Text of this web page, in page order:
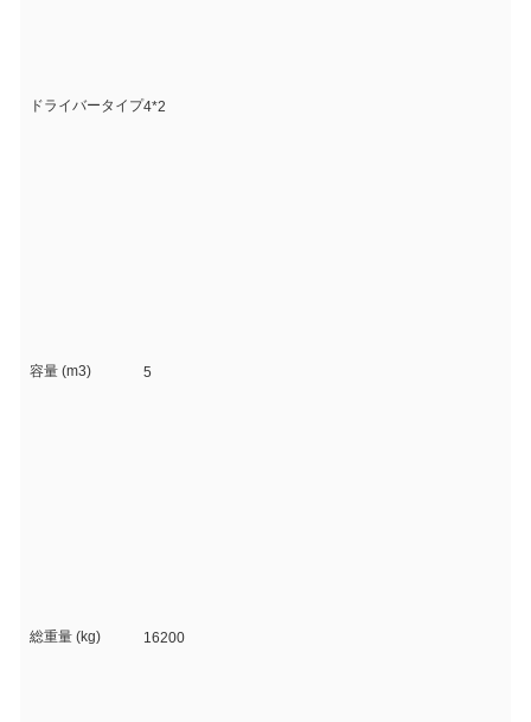
ドライバータイプ4*2
容量 (m3) 5
総重量 (kg) 16200